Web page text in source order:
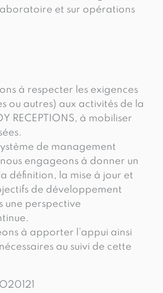
et sur opérations
à respecter les exigences
ou autres) aux activités de la
RECEPTIONS, à mobiliser
de management
engageons à donner un
définition, la mise à jour et
de développement
une perspective
à apporter l’appui ainsi
au suivi de cette